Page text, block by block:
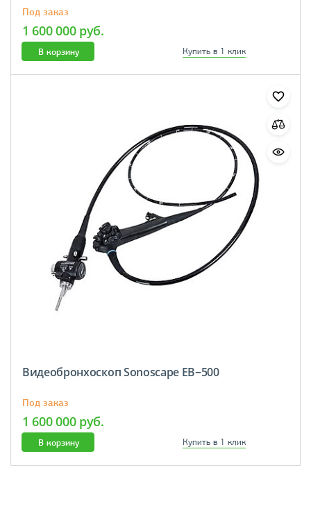
Под заказ
1 600 000 руб.
В корзину Купить в 1 клик
Видеобронхоскоп Sonoscape ЕВ−500
Под заказ
1 600 000 руб.
В корзину Купить в 1 клик